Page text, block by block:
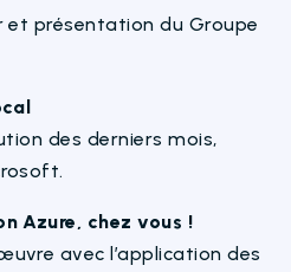
et présentation du Groupe
des derniers mois,
Azure, chez vous !
avec l’application des